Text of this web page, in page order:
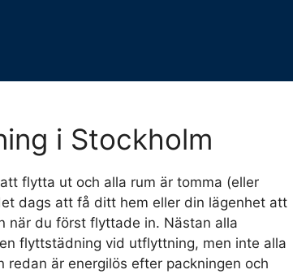
i Stockholm
flytta ut och alla rum är tomma (eller
dags att få ditt hem eller din lägenhet att
när du först flyttade in. Nästan alla
flyttstädning vid utflyttning, men inte alla
redan är energilös efter packningen och